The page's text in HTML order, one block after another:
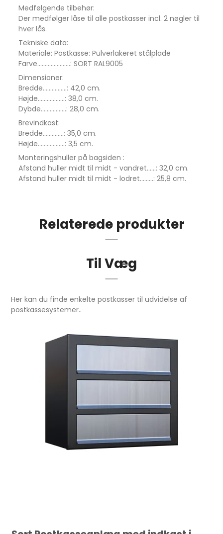
Medfølgende tilbehør:
Der medfølger låse til alle postkasser incl. 2 nøgler til
hver lås.
Tekniske data:
Materiale: Postkasse: Pulverlakeret stålplade
Farve......................: SORT RAL9005
Dimensioner:
Bredde................: 42,0 cm.
Højde..................: 38,0 cm.
Dybde.................: 28,0 cm.
Brevindkast:
Bredde..............: 35,0 cm.
Højde..................: 3,5 cm.
Monteringshuller på bagsiden :
Afstand huller midt til midt - vandret......: 32,0 cm.
Afstand huller midt til midt - lodret.........: 25,8 cm.
Relaterede produkter
Til Væg
Her kan du finde enkelte postkasser til udvidelse af
postkassesystemer..